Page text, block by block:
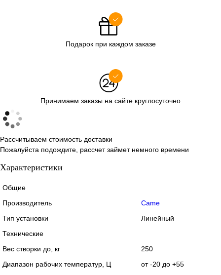
Подарок при каждом заказе
Принимаем заказы на сайте круглосуточно
Рассчитываем стоимость доставки
Пожалуйста подождите, рассчет займет немного времени
Характеристики
Общие
Производитель
Came
Тип установки
Линейный
Технические
Вес створки до, кг
250
Диапазон рабочих температур, Ц
от -20 до +55